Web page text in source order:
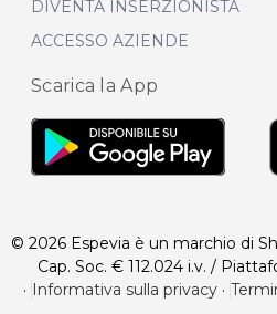
DIVENTA INSERZIONISTA
ACCESSO AZIENDE
Scarica la App
© 2026 Espevia è un marchio di
Cap. Soc. € 112.024 i.v. /
·
Informativa sulla privacy·